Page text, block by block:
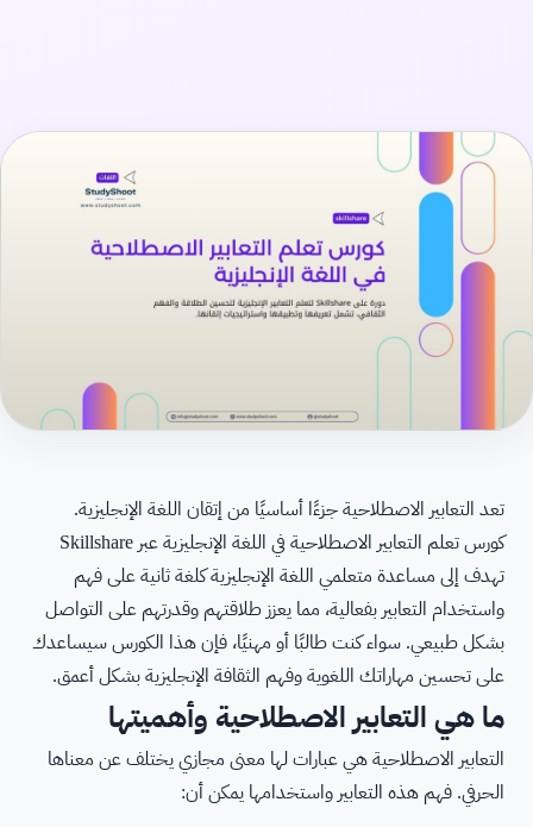
تعد التعابير الاصطلاحية جزءًا أساسيًا من إتقان اللغة الإنجليزية.
كورس تعلم التعابير الاصطلاحية في اللغة الإنجليزية عبر Skillshare
تهدف إلى مساعدة متعلمي اللغة الإنجليزية كلغة ثانية على فهم
واستخدام التعابير بفعالية، مما يعزز طلاقتهم وقدرتهم على التواصل
بشكل طبيعي. سواء كنت طالبًا أو مهنيًا، فإن هذا الكورس سيساعدك
على تحسين مهاراتك اللغوية وفهم الثقافة الإنجليزية بشكل أعمق.
ما هي التعابير الاصطلاحية وأهميتها
التعابير الاصطلاحية هي عبارات لها معنى مجازي يختلف عن معناها
الحرفي. فهم هذه التعابير واستخدامها يمكن أن: